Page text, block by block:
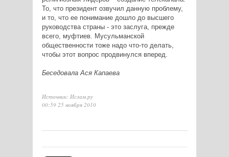
То, что президент озвучил данную проблему,
и то, что ее понимание дошло до высшего
руководства страны - это заслуга, прежде
всего, муфтиев. Мусульманской
общественности тоже надо что-то делать,
чтобы этот вопрос продвинулся вперед.
Беседовала Ася Капаева
Источник: Ислам.ру
00:59 25 ноября 2010